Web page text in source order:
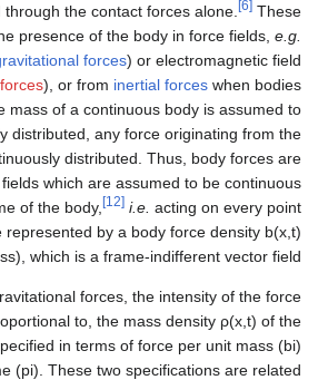
are manifested through the contact
forces arise from the presence of the body
gravitational field( gravitational forces ) or
(electromagnetic forces), or frominertial
are in motion. As the mass of a continuous
be continuously distributed, any force
mass is also continuously distributed.
specified by vector fields which are
over the entire volume of the body,
i.e.
in it. Body forces are represented by a body
(per unit of mass), which is a frame-
In the case of gravitational forces, the
depends on, or is proportional to, the mass
material, and it is specified in terms of force
or per unit volume (pi). These two